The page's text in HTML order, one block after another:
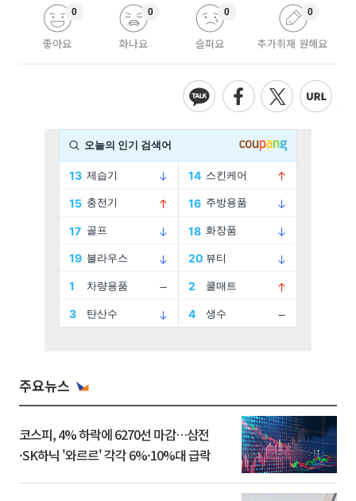
좋아요
0
화나요
0
슬퍼요
0
추가취재 원해요
0
주요뉴스
코스피, 4% 하락에 6270선 마감…삼전
·SK하닉 '와르르' 각각 6%·10%대 급락